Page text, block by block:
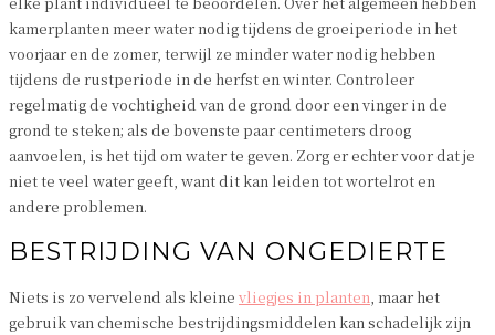
kamerplanten meer water nodig tijdens de groeiperiode in het
voorjaar en de zomer, terwijl ze minder water nodig hebben
tijdens de rustperiode in de herfst en winter. Controleer
regelmatig de vochtigheid van de grond door een vinger in de
grond te steken; als de bovenste paar centimeters droog
aanvoelen, is het tijd om water te geven. Zorg er echter voor dat je
niet te veel water geeft, want dit kan leiden tot wortelrot en
andere problemen.
BESTRIJDING VAN ONGEDIERTE
Niets is zo vervelend als kleine vliegjes in planten, maar het
gebruik van chemische bestrijdingsmiddelen kan schadelijk zijn